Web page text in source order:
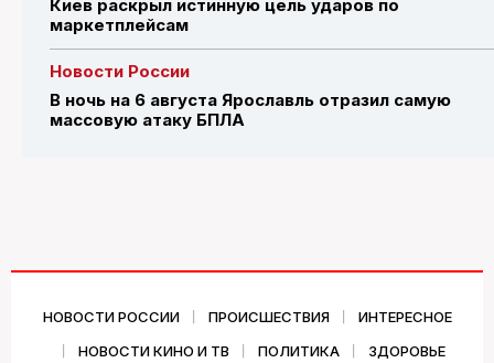
Киев раскрыл истинную цель ударов по
маркетплейсам
Новости России
В ночь на 6 августа Ярославль отразил самую
массовую атаку БПЛА
НОВОСТИ РОССИИ ПРОИСШЕСТВИЯ
ИНТЕРЕСНОЕ
НОВОСТИ КИНО И ТВ
ПОЛИТИКА ЗДОРОВЬЕ